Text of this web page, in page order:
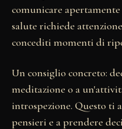
comunicare
salute richiede
concediti momenti di
Un consiglio concreto:
meditazione o a
introspezione. Questo ti
pensieri e a prendere